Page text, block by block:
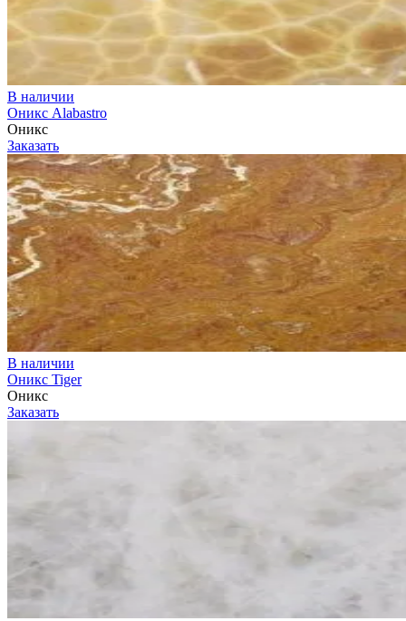
В наличии
Оникс Alabastro
Оникс
Заказать
В наличии
Оникс Tiger
Оникс
Заказать